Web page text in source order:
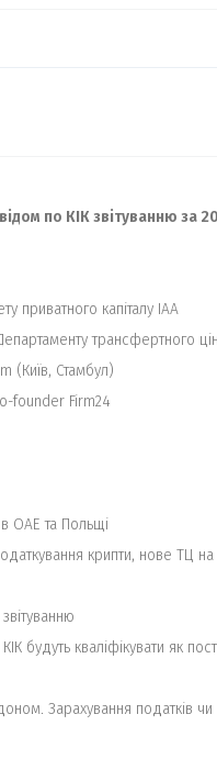
по КІК звітуванню за
приватного капіталу IAA
трансфертного
(Київ, Стамбул)
founder Firm24
ОАЕ та Польщі
крипти, нове ТЦ
будуть кваліфікувати як
Зарахування